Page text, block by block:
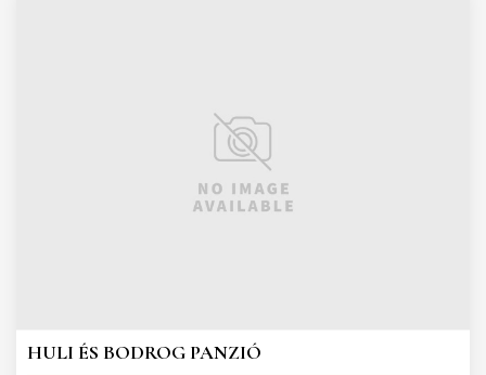
HULI ÉS BODROG PANZIÓ